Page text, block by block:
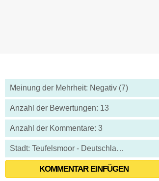
Meinung der Mehrheit: Negativ (7)
Anzahl der Bewertungen: 13
Anzahl der Kommentare: 3
Stadt: Teufelsmoor - Deutschland
KOMMENTAR EINFÜGEN